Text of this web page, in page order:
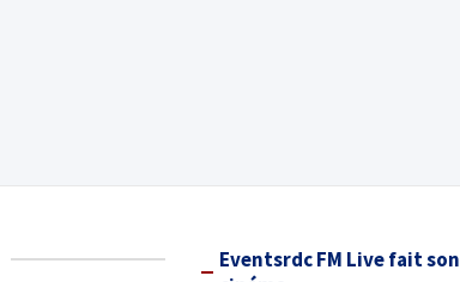
Eventsrdc FM Live fait son